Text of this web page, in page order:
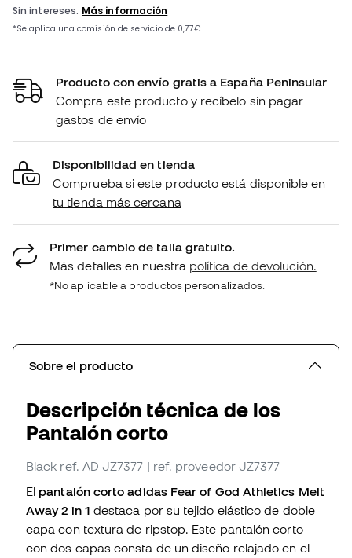
Producto con envío gratis a España Peninsular
Compra este producto y recíbelo sin pagar
gastos de envío
Disponibilidad en tienda
Comprueba si este producto está disponible en
tu tienda más cercana
Primer cambio de talla gratuito.
Más detalles en nuestra política de devolución.
*No aplicable a productos personalizados.
Sobre el producto
Descripción técnica de los
Pantalón corto
Black ref. AD_JZ7377 | ref. proveedor JZ7377
El pantalón corto adidas Fear of God Athletics Melt
Away 2 in 1 destaca por su tejido elástico de doble
capa con textura de ripstop. Este pantalón corto
con dos capas consta de un diseño relajado en el